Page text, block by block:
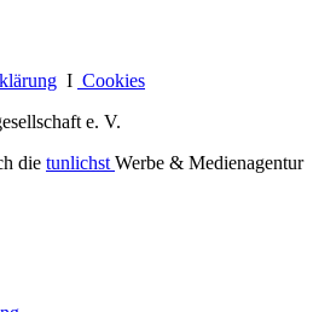
I Cookies
e. V.
die tunlichst Werbe & Medienagentur